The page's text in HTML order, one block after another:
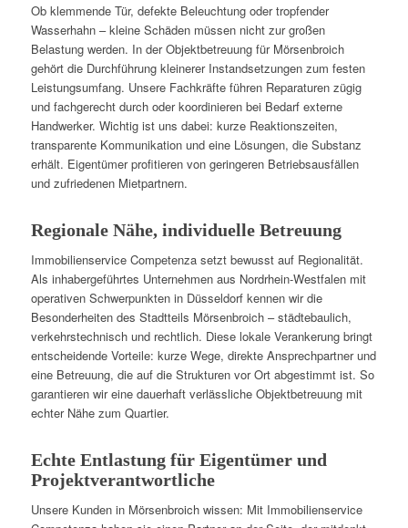
Ob klemmende Tür, defekte Beleuchtung oder tropfender
Wasserhahn – kleine Schäden müssen nicht zur großen
Belastung werden. In der Objektbetreuung für Mörsenbroich
gehört die Durchführung kleinerer Instandsetzungen zum festen
Leistungsumfang. Unsere Fachkräfte führen Reparaturen zügig
und fachgerecht durch oder koordinieren bei Bedarf externe
Handwerker. Wichtig ist uns dabei: kurze Reaktionszeiten,
transparente Kommunikation und eine Lösungen, die Substanz
erhält. Eigentümer profitieren von geringeren Betriebsausfällen
und zufriedenen Mietpartnern.
Regionale Nähe, individuelle Betreuung
Immobilienservice Competenza setzt bewusst auf Regionalität.
Als inhabergeführtes Unternehmen aus Nordrhein-Westfalen mit
operativen Schwerpunkten in Düsseldorf kennen wir die
Besonderheiten des Stadtteils Mörsenbroich – städtebaulich,
verkehrstechnisch und rechtlich. Diese lokale Verankerung bringt
entscheidende Vorteile: kurze Wege, direkte Ansprechpartner und
eine Betreuung, die auf die Strukturen vor Ort abgestimmt ist. So
garantieren wir eine dauerhaft verlässliche Objektbetreuung mit
echter Nähe zum Quartier.
Echte Entlastung für Eigentümer und
Projektverantwortliche
Unsere Kunden in Mörsenbroich wissen: Mit Immobilienservice